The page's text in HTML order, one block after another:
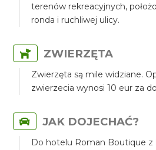
terenów rekreacyjnych,
ronda i ruchliwej ulicy.
ZWIERZĘTA
Zwierzęta są mile widziane.
zwierzecia wynosi 10 eur za
JAK DOJECHAĆ?
Do hotelu Roman Boutique z